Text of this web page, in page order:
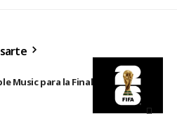
Music para la Final del Mundial